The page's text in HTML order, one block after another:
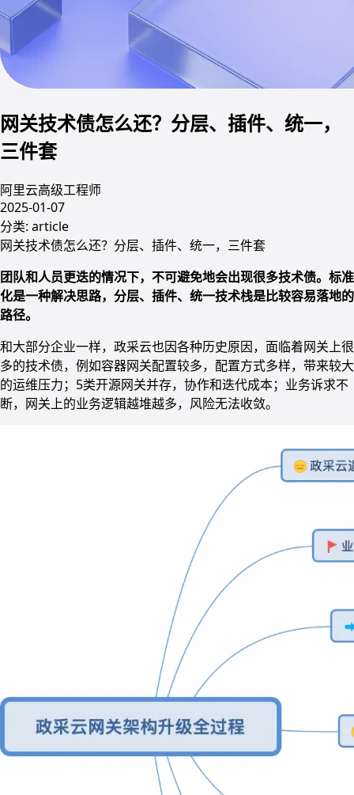
网关技术债怎么还？分层、插件、统一，
三件套
阿里云高级工程师
2025-01-07
分类: article
网关技术债怎么还？分层、插件、统一，三件套
团队和人员更迭的情况下，不可避免地会出现很多技术债。标准
化是一种解决思路，分层、插件、统一技术栈是比较容易落地的
路径。
和大部分企业一样，政采云也因各种历史原因，面临着网关上很
多的技术债，例如容器网关配置较多，配置方式多样，带来较大
的运维压力；5类开源网关并存，协作和迭代成本；业务诉求不
断，网关上的业务逻辑越堆越多，风险无法收敛。